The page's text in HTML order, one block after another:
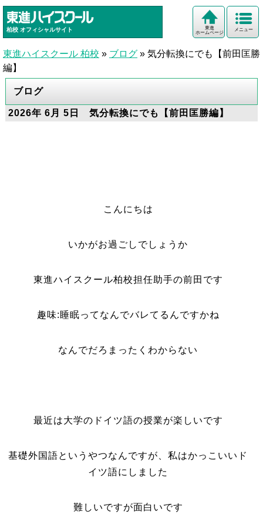
柏校 オフィシャルサイト メニュー
東進
ホームページ
東進ハイスクール 柏校 » ブログ » 気分転換にでも【前田匡勝
編】
ブログ
2026年 6月 5日 気分転換にでも【前田匡勝編】
こんにちは
いかがお過ごしでしょうか
東進ハイスクール柏校担任助手の前田です
趣味:睡眠ってなんでバレてるんですかね
なんでだろまったくわからない
最近は大学のドイツ語の授業が楽しいです
基礎外国語というやつなんですが、私はかっこいいド
イツ語にしました
難しいですが面白いです